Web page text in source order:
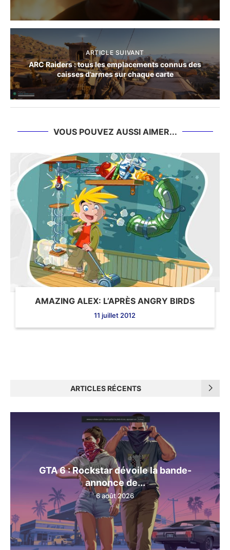
ARTICLE SUIVANT
ARC Raiders : tous les emplacements connus des
caisses d’armes sur chaque carte
VOUS POUVEZ AUSSI AIMER...
AMAZING ALEX: L’APRÈS ANGRY BIRDS
11 juillet 2012
ARTICLES RÉCENTS
GTA 6 : Rockstar dévoile la bande-
annonce de...
6 août 2026